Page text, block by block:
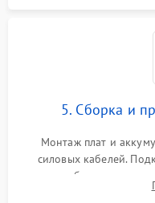
5. Сборка и
Монтаж плат и
силовых кабелей.
калибровки
срабатывания AVR и